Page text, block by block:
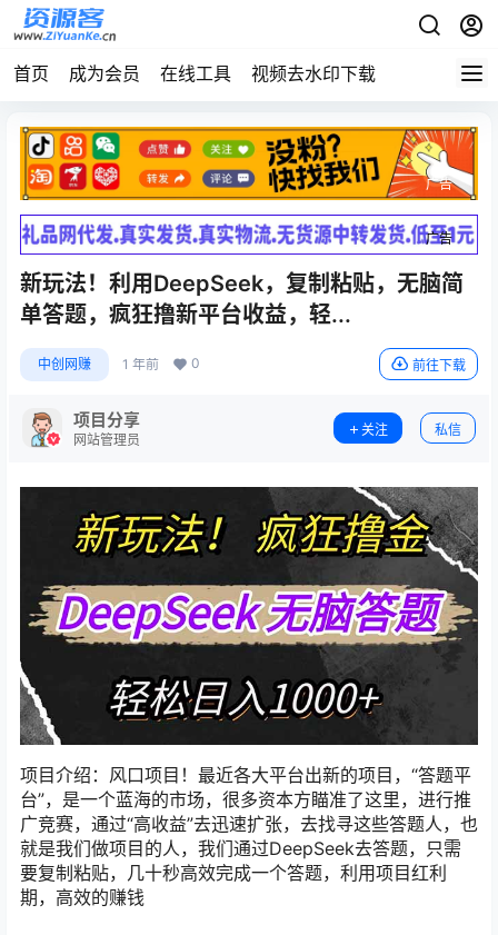
首页 成为会员 在线工具 视频去水印下载
广告
广告
新玩法！利用DeepSeek，复制粘贴，无脑简
单答题，疯狂撸新平台收益，轻...
中创网赚 1 年前 0 前往下载
项目分享
网站管理员
关注 私信
项目介绍：风口项目！最近各大平台出新的项目，“答题平
台”，是一个蓝海的市场，很多资本方瞄准了这里，进行推
广竞赛，通过“高收益”去迅速扩张，去找寻这些答题人，也
就是我们做项目的人，我们通过DeepSeek去答题，只需
要复制粘贴，几十秒高效完成一个答题，利用项目红利
期，高效的赚钱